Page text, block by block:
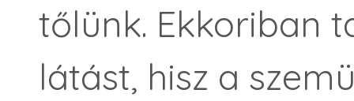
tőlünk. Ekkoriban
látást, hisz a